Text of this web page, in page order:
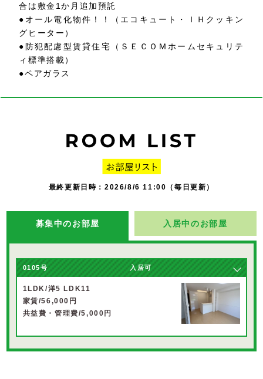
合は敷金1か月追加預託
●オール電化物件！！（エコキュート・ＩＨクッキン
グヒーター）
●防犯配慮型賃貸住宅（ＳＥＣＯＭホームセキュリテ
ィ標準搭載）
●ペアガラス
最終更新日時：2026/8/6 11:00（毎日更新）
募集中のお部屋 入居中のお部屋
0105号 入居可
1LDK/洋5 LDK11
家賃/56,000円
共益費・管理費/5,000円